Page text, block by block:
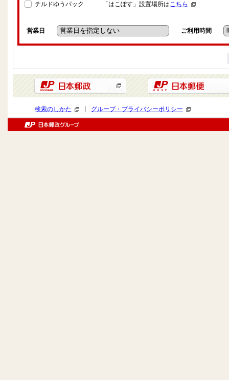
チルドゆうパック
「はこぽす」設置場所はこちら
営業日 ご利用時間
検索のしかた グループ・プライバシーポリシー